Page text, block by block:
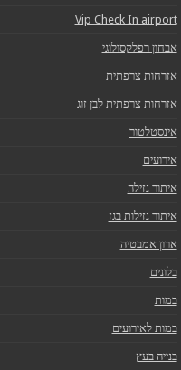
Vip Check In airport
אבחון רפלקסולוגי
אזרחות צרפתית
אזרחות צרפתית לבן זוג
אינסטלטור
אירועים
איתור נזילה
איתור נזילות בגז
ארון אמבטיה
בלונים
במות
במות לאירועים
בנייה בעץ